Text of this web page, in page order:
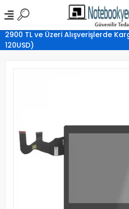
2900 TL ve Üzeri Alışverişlerde
120USD)